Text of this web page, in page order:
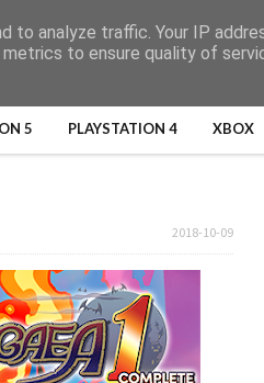
5 PLAYSTATION 4 XBOX
2018-10-09
to analyze traffic. Your IP
to ensure quality of